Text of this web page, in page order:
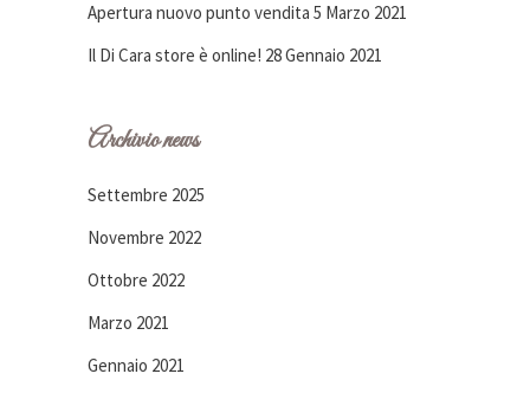
Apertura nuovo punto vendita 5 Marzo 2021
Il Di Cara store è online! 28 Gennaio 2021
Archivio news
Settembre 2025
Novembre 2022
Ottobre 2022
Marzo 2021
Gennaio 2021